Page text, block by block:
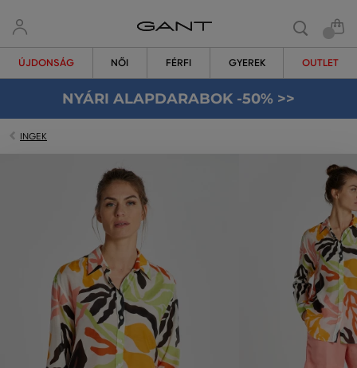
ÚJDONSÁG NŐI FÉRFI GYEREK OUTLET
NYÁRI ALAPDARABOK -50% >>
INGEK